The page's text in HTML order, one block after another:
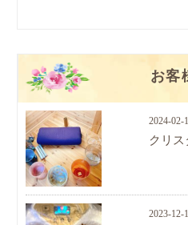
お客
2024-02-
クリ
2023-12-